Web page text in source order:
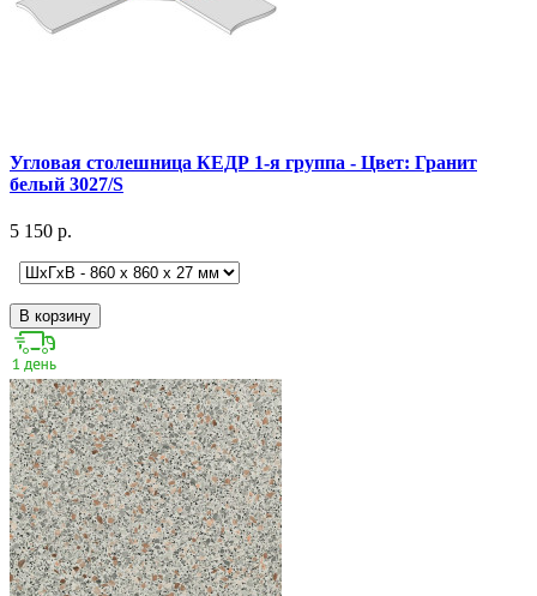
Угловая столешница КЕДР 1-я группа - Цвет: Гранит
белый 3027/S
5 150 р.
В корзину